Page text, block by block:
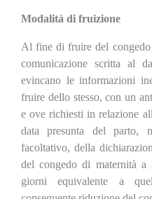
Modalità di fruizione
Al fine di fruire del
comunicazione scritta al
evincano le informazioni
fruire dello stesso, con un
e ove richiesti in relazione
data presunta del parto,
facoltativo, della
del congedo di maternità
giorni equivalente a